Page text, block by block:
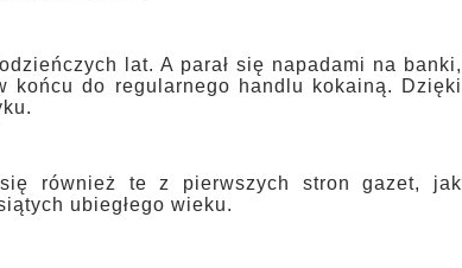
lat. A parał się napadami na banki,
końcu do regularnego handlu kokainą. Dzięki
również te z pierwszych stron gazet, jak
ubiegłego wieku.